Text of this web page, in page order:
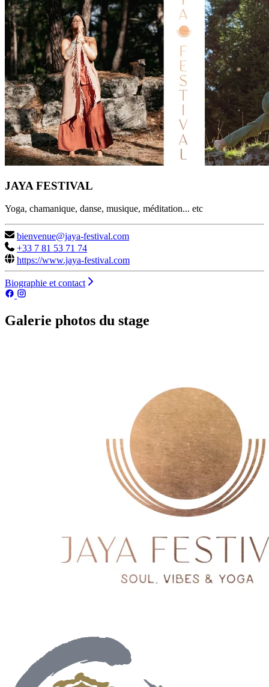
JAYA FESTIVAL
Yoga, chamanique, danse, musique, méditation... etc
bienvenue@jaya-festival.com
+33 7 81 53 71 74
https://www.jaya-festival.com
Biographie et contact
Galerie photos du stage